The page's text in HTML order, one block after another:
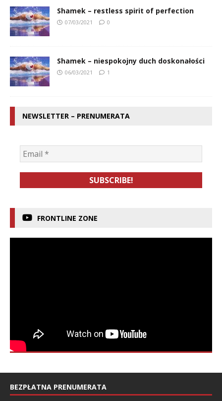
Shamek – restless spirit of perfection
07/03/2021 0
Shamek – niespokojny duch doskonałości
06/03/2021 1
NEWSLETTER – PRENUMERATA
FRONTLINE ZONE
BEZPŁATNA PRENUMERATA